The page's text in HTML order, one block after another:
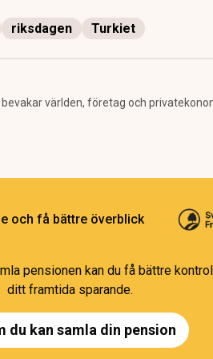
riksdagen Turkiet
världen, företag och
och få bättre överblick
pensionen kan du få bättre
ditt framtida sparande.
du kan samla din pension